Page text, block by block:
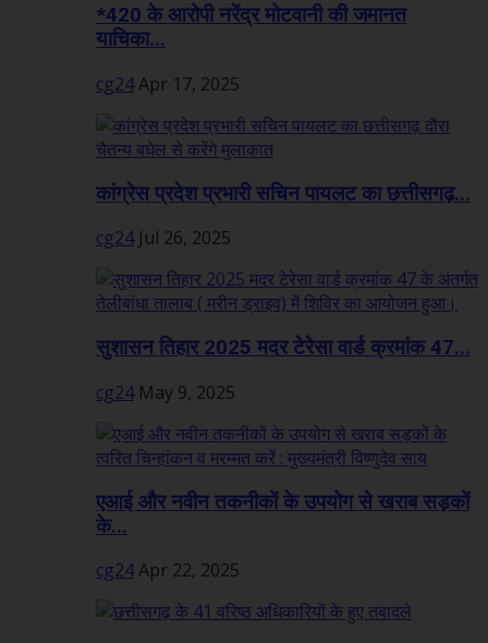
*420 के आरोपी नरेंद्र मोटवानी की जमानत
याचिका...
cg24Apr 17, 2025
कांग्रेस प्रदेश प्रभारी सचिन पायलट का छत्तीसगढ़...
cg24 Jul 26, 2025
सुशासन तिहार 2025 मदर टेरेसा वार्ड क्रमांक 47...
cg24 May 9, 2025
एआई और नवीन तकनीकों के उपयोग से खराब सड़कों
के...
cg24Apr 22, 2025